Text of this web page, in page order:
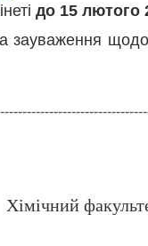
до 15 лютого
зауваження
Хімічний